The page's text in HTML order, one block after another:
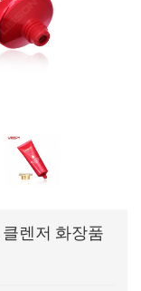
렌저 화장품